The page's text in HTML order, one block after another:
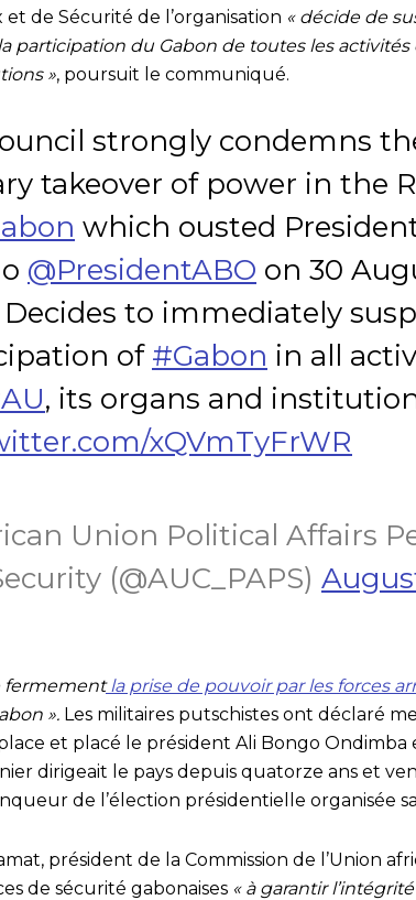
et de Sécurité de l’organisation « décide de
participation du Gabon de toutes les activités
», poursuit le communiqué.
strongly condemns
takeover of power in the
which ousted
@PresidentABO on 30
Decides to immediately
of #Gabon in all
, its organs and
xQVmTyFrWR
Union Political Affairs
(@AUC_PAPS)
fermementla prise de pouvoir par les forces
». Les militaires putschistes ont déclaré
et placé le président Ali Bongo Ondimba
dirigeait le pays depuis quatorze ans et
de l’élection présidentielle organisée
président de la Commission de l’Union
de sécurité gabonaises « à garantir